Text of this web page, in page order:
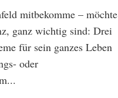
mitbekomme – möchte
ganz wichtig sind: Drei
für sein ganzes Leben
oder